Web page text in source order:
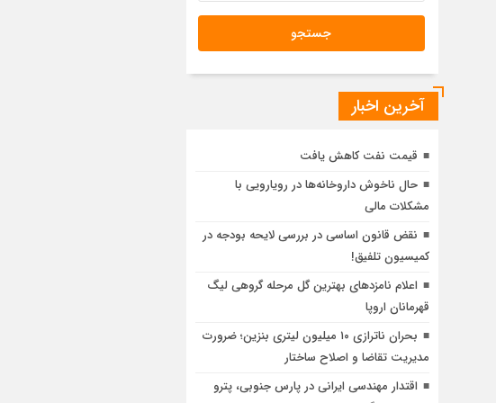
آخرین اخبار
قیمت نفت کاهش یافت
حال ناخوش داروخانه‌ها در رویارویی با
مشکلات مالی
نقض قانون اساسی در بررسی لایحه بودجه در
کمیسیون تلفیق!
اعلام نامزدهای بهترین گل مرحله گروهی لیگ
قهرمانان اروپا
بحران ناترازی ۱۰ میلیون لیتری بنزین؛ ضرورت
مدیریت تقاضا و اصلاح ساختار
اقتدار مهندسی ایرانی در پارس جنوبی، پترو